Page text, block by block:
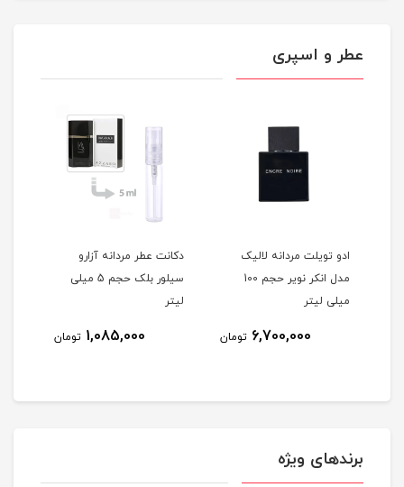
عطر و اسپری
ادو تویلت مردانه لالیک
مدل انکر نویر حجم 100
میلی لیتر
6,700,000 تومان
دکانت عطر مردانه آزارو
سیلور بلک حجم 5 میلی
لیتر
1,085,000 تومان
برندهای ویژه